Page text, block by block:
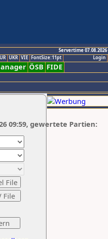
Servertime 07.08.2026
Login
UKR VIE FontSize:11pt
ÖSB FIDE
09:59, gewertete Partien: